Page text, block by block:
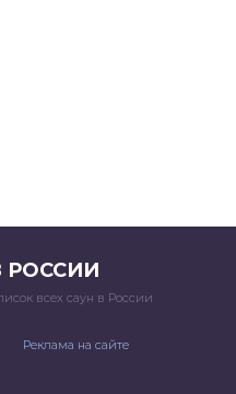
РОССИИ
всех саун в России
Реклама на сайте